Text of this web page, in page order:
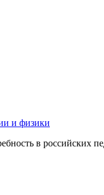
и физики
в российских